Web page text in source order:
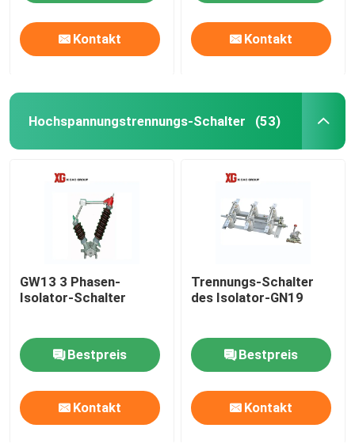
Kontakt Kontakt
Hochspannungstrennungs-Schalter (53)
GW13 3 Phasen-
Isolator-Schalter
Bestpreis
Kontakt
Trennungs-Schalter
des Isolator-GN19
Bestpreis
Kontakt